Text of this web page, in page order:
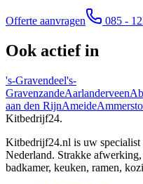
Offerte aanvragen 085 -
Ook actief in
's-Gravendeel's-
GravenzandeAarlanderveen
aan den RijnAmeide
Kitbedrijf24.
Kitbedrijf24.nl is uw
Nederland. Strakke
badkamer, keuken, ramen,